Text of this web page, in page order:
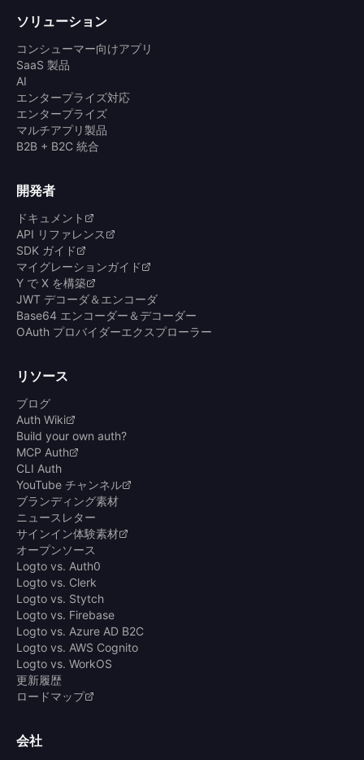
ソリューション
コンシューマー向けアプリ
SaaS 製品
AI
エンタープライズ対応
エンタープライズ
マルチアプリ製品
B2B + B2C 統合
開発者
ドキュメント
API リファレンス
SDK ガイド
マイグレーションガイド
Y で X を構築
JWT デコーダ＆エンコーダ
Base64 エンコーダー＆デコーダー
OAuth プロバイダーエクスプローラー
リソース
ブログ
Auth Wiki
Build your own auth?
MCP Auth
CLI Auth
YouTube チャンネル
ブランディング素材
ニュースレター
サインイン体験素材
オープンソース
Logto vs. Auth0
Logto vs. Clerk
Logto vs. Stytch
Logto vs. Firebase
Logto vs. Azure AD B2C
Logto vs. AWS Cognito
Logto vs. WorkOS
更新履歴
ロードマップ
会社